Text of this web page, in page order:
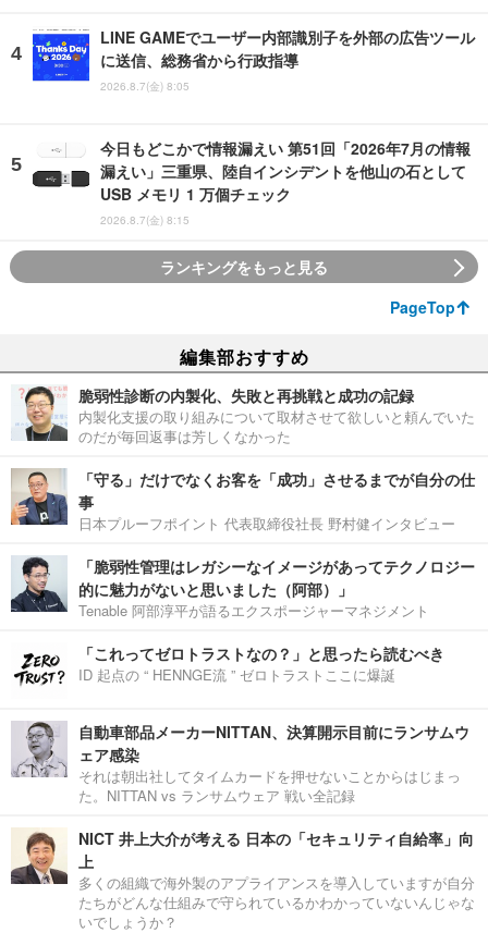
LINE GAMEでユーザー内部識別子を外部の広告ツール
に送信、総務省から行政指導
2026.8.7(金) 8:05
今日もどこかで情報漏えい 第51回「2026年7月の情報
漏えい」三重県、陸自インシデントを他山の石として
USB メモリ 1 万個チェック
2026.8.7(金) 8:15
ランキングをもっと見る
PageTop
編集部おすすめ
脆弱性診断の内製化、失敗と再挑戦と成功の記録
内製化支援の取り組みについて取材させて欲しいと頼んでいた
のだが毎回返事は芳しくなかった
「守る」だけでなくお客を「成功」させるまでが自分の仕
事
日本プルーフポイント 代表取締役社長 野村健インタビュー
「脆弱性管理はレガシーなイメージがあってテクノロジー
的に魅力がないと思いました（阿部）」
Tenable 阿部淳平が語るエクスポージャーマネジメント
「これってゼロトラストなの？」と思ったら読むべき
ID 起点の “ HENNGE流 ” ゼロトラストここに爆誕
自動車部品メーカーNITTAN、決算開示目前にランサムウ
ェア感染
それは朝出社してタイムカードを押せないことからはじまっ
た。NITTAN vs ランサムウェア 戦い全記録
NICT 井上大介が考える 日本の「セキュリティ自給率」向
上
多くの組織で海外製のアプライアンスを導入していますが自分
たちがどんな仕組みで守られているかわかっていないんじゃな
いでしょうか？